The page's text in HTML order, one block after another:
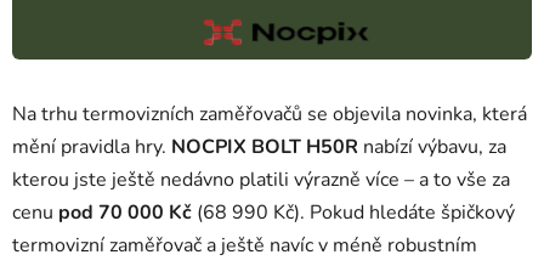
Na trhu termovizních zaměřovačů se objevila novinka, která
mění pravidla hry. NOCPIX BOLT H50R nabízí výbavu, za
kterou jste ještě nedávno platili výrazně více – a to vše za
cenu pod 70 000 Kč (68 990 Kč). Pokud hledáte špičkový
termovizní zaměřovač a ještě navíc v méně robustním